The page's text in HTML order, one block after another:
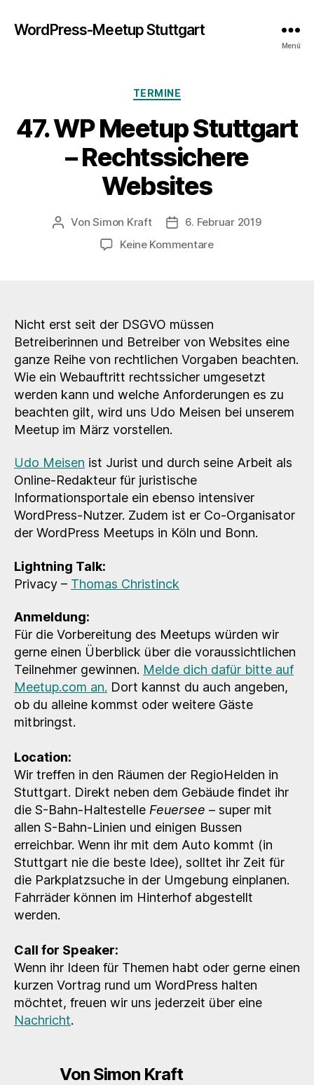
WordPress-Meetup Stuttgart
Menü
Kategorien
TERMINE
47. WP Meetup Stuttgart
– Rechtssichere
Websites
Beitragsautor
VonSimon Kraft Veröffentlichungsdatum
6. Februar 2019
Keine Kommentarezu
–
Rechtssichere
Nicht erst seit der DSGVO müssen
Betreiberinnen und Betreiber von Websites eine
ganze Reihe von rechtlichen Vorgaben beachten.
Wie ein Webauftritt rechtssicher umgesetzt
werden kann und welche Anforderungen es zu
beachten gilt, wird uns Udo Meisen bei unserem
Meetup im März vorstellen.
Udo Meisen ist Jurist und durch seine Arbeit als
Online-Redakteur für juristische
Informationsportale ein ebenso intensiver
WordPress-Nutzer. Zudem ist er Co-Organisator
der WordPress Meetups in Köln und Bonn.
Lightning Talk:
Privacy – Thomas Christinck
Anmeldung:
Für die Vorbereitung des Meetups würden wir
gerne einen Überblick über die voraussichtlichen
Teilnehmer gewinnen. Melde dich dafür bitte auf
Meetup.com an. Dort kannst du auch angeben,
ob du alleine kommst oder weitere Gäste
mitbringst.
Location:
Wir treffen in den Räumen der RegioHelden in
Stuttgart. Direkt neben dem Gebäude findet ihr
die S-Bahn-Haltestelle Feuersee – super mit
allen S-Bahn-Linien und einigen Bussen
erreichbar. Wenn ihr mit dem Auto kommt (in
Stuttgart nie die beste Idee), solltet ihr Zeit für
die Parkplatzsuche in der Umgebung einplanen.
Fahrräder können im Hinterhof abgestellt
werden.
Call for Speaker:
Wenn ihr Ideen für Themen habt oder gerne einen
kurzen Vortrag rund um WordPress halten
möchtet, freuen wir uns jederzeit über eine
Nachricht.
Von Simon Kraft